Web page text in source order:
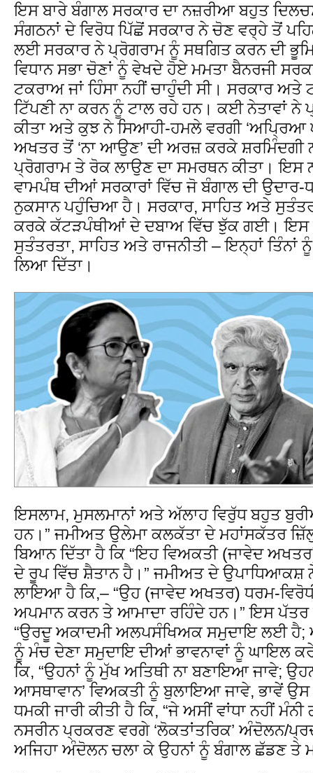
ਇਸ ਬਾਰੇ ਬੰਗਾਲ ਸਰਕਾਰ ਦਾ ਨਜ਼ਰੀਆ ਬਹੁਤ
ਸੰਗਠਨਾਂ ਦੇ ਵਿਰੋਧ ਪਿੱਛੋਂ ਸਰਕਾਰ ਨੇ ਚੋਣ ਵਰ੍ਹੇ ਤੋਂ
ਲਈ ਸਰਕਾਰ ਨੇ ਪ੍ਰੋਗਰਾਮ ਨੂੰ ਸਥਗਿਤ ਕਰਨ ਦੀ
ਵਿਧਾਨ ਸਭਾ ਚੋਣਾਂ ਨੂੰ ਵੇਖਦੇ ਹੋਏ ਮਮਤਾ ਬੈਨਰਜੀ
ਟਕਰਾਅ ਜਾਂ ਹਿੰਸਾ ਨਹੀਂ ਚਾਹੁੰਦੀ ਸੀ। ਸਰਕਾਰ
ਟਿੱਪਣੀ ਨਾ ਕਰਨ ਨੂੰ ਟਾਲ ਰਹੇ ਹਨ। ਕਈ ਨੇਤਾਵਾਂ
ਕੀਤਾ ਅਤੇ ਕੁਝ ਨੇ ਸਿਆਹੀ-ਹਮਲੇ ਵਰਗੀ ‘ਅਪ੍ਰਿਆ
ਅਖਤਰ ਤੋਂ ‘ਨਾ ਆਉਣ’ ਦੀ ਅਰਜ਼ ਕਰਕੇ
ਪ੍ਰੋਗਰਾਮ ਤੇ ਰੋਕ ਲਾਉਣ ਦਾ ਸਮਰਥਨ ਕੀਤਾ। ਇਸ
ਵਾਮਪੰਥ ਦੀਆਂ ਸਰਕਾਰਾਂ ਵਿੱਚ ਜੋ ਬੰਗਾਲ ਦੀ
ਨੁਕਸਾਨ ਪਹੁੰਚਿਆ ਹੈ। ਸਰਕਾਰ, ਸਾਹਿਤ ਅਤੇ
ਕਰਕੇ ਕੱਟੜਪੰਥੀਆਂ ਦੇ ਦਬਾਅ ਵਿੱਚ ਝੁੱਕ ਗਈ। ਇਸ
ਸੁਤੰਤਰਤਾ, ਸਾਹਿਤ ਅਤੇ ਰਾਜਨੀਤੀ – ਇਨ੍ਹਾਂ ਤਿੰਨਾਂ
ਲਿਆ ਦਿੱਤਾ।
ਇਸਲਾਮ, ਮੁਸਲਮਾਨਾਂ ਅਤੇ ਅੱਲਾਹ ਵਿਰੁੱਧ ਬਹੁਤ
ਹਨ।” ਜਮੀਅਤ ਉਲੇਮਾ ਕਲਕੱਤਾ ਦੇ ਮਹਾਂਸਕੱਤਰ
ਬਿਆਨ ਦਿੱਤਾ ਹੈ ਕਿ “ਇਹ ਵਿਅਕਤੀ (ਜਾਵੇਦ
ਦੇ ਰੂਪ ਵਿੱਚ ਸ਼ੈਤਾਨ ਹੈ।” ਜਮੀਅਤ ਦੇ
ਲਾਇਆ ਹੈ ਕਿ,– “ਉਹ (ਜਾਵੇਦ ਅਖਤਰ) ਧਰਮ-
ਅਪਮਾਨ ਕਰਨ ਤੇ ਆਮਾਦਾ ਰਹਿੰਦੇ ਹਨ।” ਇਸ ਪੱਤਰ
“ਉਰਦੂ ਅਕਾਦਮੀ ਅਲਪਸੰਖਿਅਕ ਸਮੁਦਾਇ ਲਈ ਹੈ;
ਨੂੰ ਮੰਚ ਦੇਣਾ ਸਮੁਦਾਇ ਦੀਆਂ ਭਾਵਨਾਵਾਂ ਨੂੰ ਘਾਇਲ
ਕਿ, “ਉਹਨਾਂ ਨੂੰ ਮੁੱਖ ਅਤਿਥੀ ਨਾ ਬਣਾਇਆ ਜਾਵੇ;
ਆਸਥਾਵਾਨ’ ਵਿਅਕਤੀ ਨੂੰ ਬੁਲਾਇਆ ਜਾਵੇ, ਭਾਵੇਂ ਉਸ
ਧਮਕੀ ਜਾਰੀ ਕੀਤੀ ਹੈ ਕਿ, “ਜੇ ਅਸੀਂ ਵਾਂਧਾ ਨਹੀਂ
ਨਸਰੀਨ ਪ੍ਰਕਰਣ ਵਰਗੇ ‘ਲੋਕਤਾਂਤਰਿਕ’ ਅੰਦੋਲਨ/
ਅਜਿਹਾ ਅੰਦੋਲਨ ਚਲਾ ਕੇ ਉਹਨਾਂ ਨੂੰ ਬੰਗਾਲ ਛੱਡਣ ਤੇ